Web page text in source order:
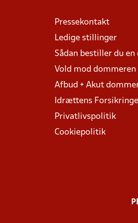
Pressekontakt
Ledige stillinger
Sådan bestiller du
Vold mod dommeren
Afbud + Akut
Idrættens
Privatlivspolitik
Cookiepolitik